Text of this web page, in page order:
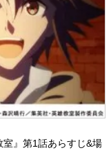
』第1話あらすじ&場